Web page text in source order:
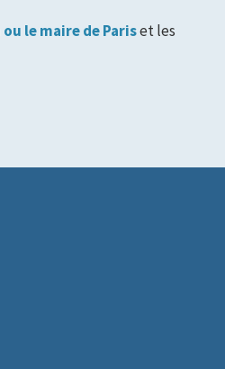
le maire de Pariset les